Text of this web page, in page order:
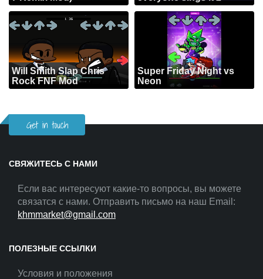
Will Smith Slap Chris
Rock FNF Mod
Super Friday Night vs
Neon
Get in touch
СВЯЖИТЕСЬ С НАМИ
Если вас интересуют какие-то вопросы, вы можете
связатся с нами. Отправить письмо на наш Email:
khmmarket@gmail.com
ПОЛЕЗНЫЕ ССЫЛКИ
Условия и положения